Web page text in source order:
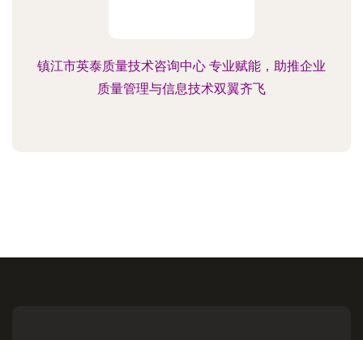
镇江市英泰质量技术咨询中心 专业赋能，助推企业
质量管理与信息技术双翼齐飞